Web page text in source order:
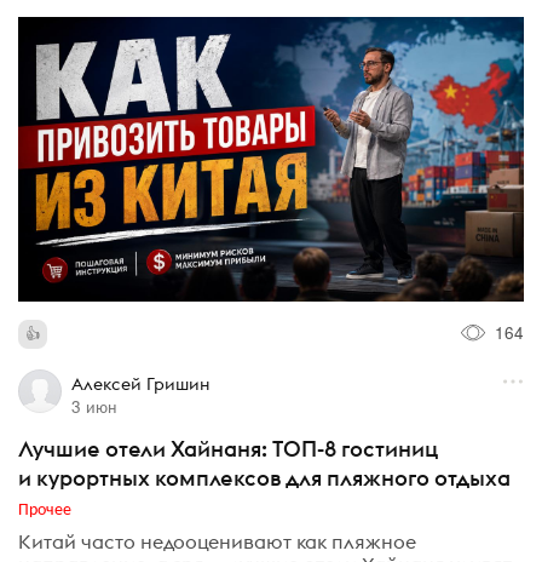
164
Алексей Гришин
3 июн
Лучшие отели Хайнаня: ТОП-8 гостиниц
и курортных комплексов для пляжного отдыха
Прочее
Китай часто недооценивают как пляжное